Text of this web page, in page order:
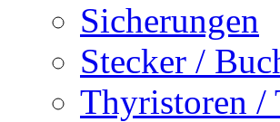
Sicherungen
Stecker /
Thyristoren /